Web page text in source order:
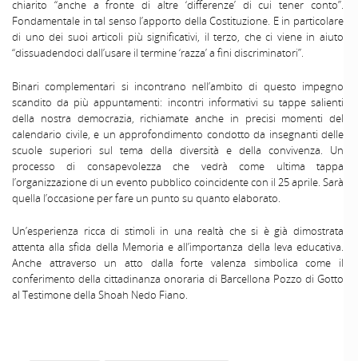
chiarito “anche a fronte di altre ‘differenze’ di cui tener conto”.
Fondamentale in tal senso l’apporto della Costituzione. E in particolare
di uno dei suoi articoli più significativi, il terzo, che ci viene in aiuto
“dissuadendoci dall’usare il termine ‘razza’ a fini discriminatori”.
Binari complementari si incontrano nell’ambito di questo impegno
scandito da più appuntamenti: incontri informativi su tappe salienti
della nostra democrazia, richiamate anche in precisi momenti del
calendario civile, e un approfondimento condotto da insegnanti delle
scuole superiori sul tema della diversità e della convivenza. Un
processo di consapevolezza che vedrà come ultima tappa
l’organizzazione di un evento pubblico coincidente con il 25 aprile. Sarà
quella l’occasione per fare un punto su quanto elaborato.
Un’esperienza ricca di stimoli in una realtà che si è già dimostrata
attenta alla sfida della Memoria e all’importanza della leva educativa.
Anche attraverso un atto dalla forte valenza simbolica come il
conferimento della cittadinanza onoraria di Barcellona Pozzo di Gotto
al Testimone della Shoah Nedo Fiano.